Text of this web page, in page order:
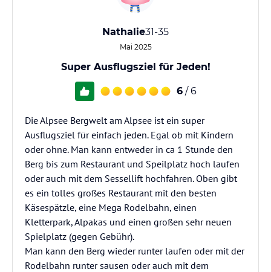
Nathalie31-35
Mai 2025
Super Ausflugsziel für Jeden!
6 / 6
Die Alpsee Bergwelt am Alpsee ist ein super
Ausflugsziel für einfach jeden. Egal ob mit Kindern
oder ohne. Man kann entweder in ca 1 Stunde den
Berg bis zum Restaurant und Speilplatz hoch laufen
oder auch mit dem Sessellift hochfahren. Oben gibt
es ein tolles großes Restaurant mit den besten
Käsespätzle, eine Mega Rodelbahn, einen
Kletterpark, Alpakas und einen großen sehr neuen
Spielplatz (gegen Gebühr).
Man kann den Berg wieder runter laufen oder mit der
Rodelbahn runter sausen oder auch mit dem